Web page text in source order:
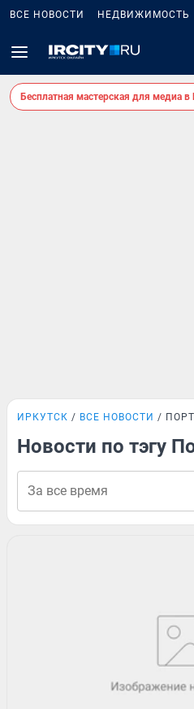
ВСЕ НОВОСТИ НЕДВИЖИМОСТЬ
Бесплатная мастерская для медиа в
ИРКУТСК ВСЕ НОВОСТИ
Новости по тэгу